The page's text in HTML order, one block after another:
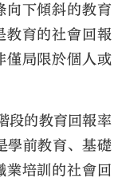
向下傾斜的教育
教育的社會回報
僅局限於個人或
段的教育回報率
學前教育、基礎
業培訓的社會回